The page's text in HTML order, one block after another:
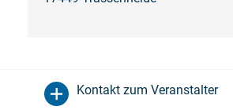
Kontakt zum Veranstalter